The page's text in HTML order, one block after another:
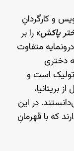
نویس و کارگردانِ
پاکش» را بر
متفاوت
دختری
است و
در این
که با قهرمانِ